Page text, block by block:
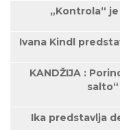
„Kontrola“
Ivana Kindl
KANDŽIJA :
Ika predstavlja